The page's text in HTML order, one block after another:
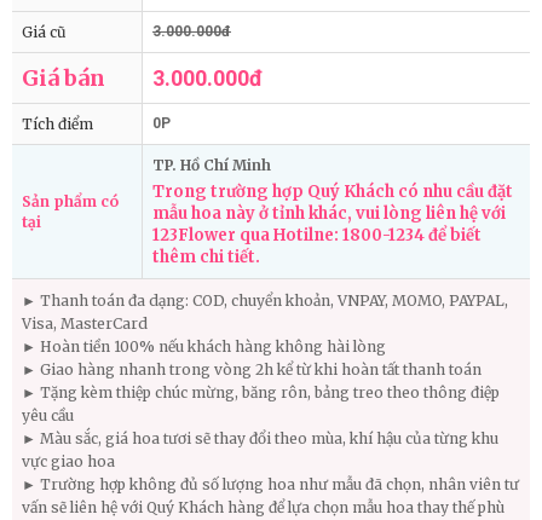
Giá cũ 3.000.000đ
Giá bán 3.000.000đ
Tích điểm 0P
Sản phẩm có
tại
TP. Hồ Chí Minh
Trong trường hợp Quý Khách có nhu cầu đặt
mẫu hoa này ở tỉnh khác, vui lòng liên hệ với
123Flower qua Hotilne: 1800-1234 để biết
thêm chi tiết.
► Thanh toán đa dạng: COD, chuyển khoản, VNPAY, MOMO, PAYPAL,
Visa, MasterCard
► Hoàn tiền 100% nếu khách hàng không hài lòng
► Giao hàng nhanh trong vòng 2h kể từ khi hoàn tất thanh toán
► Tặng kèm thiệp chúc mừng, băng rôn, bảng treo theo thông điệp
yêu cầu
► Màu sắc, giá hoa tươi sẽ thay đổi theo mùa, khí hậu của từng khu
vực giao hoa
► Trường hợp không đủ số lượng hoa như mẫu đã chọn, nhân viên tư
vấn sẽ liên hệ với Quý Khách hàng để lựa chọn mẫu hoa thay thế phù